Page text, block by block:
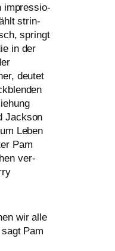
impres­sio­
strin­
springt
in der
deu­tet
Jackson
Leben
Pam
ver­
wir alle
Pam